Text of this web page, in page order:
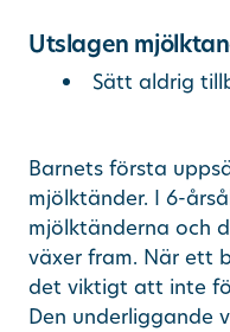
Utslagen
Sätt aldrig
Barnets första
mjölktänder. I 6-
mjölktänderna och
växer fram. När ett
det viktigt att inte
Den underliggande